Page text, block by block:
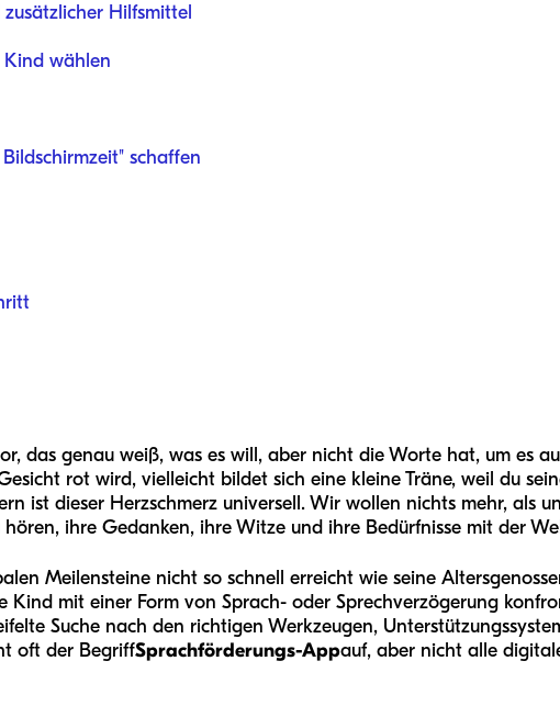
Hilfsmittel
Kind wählen
schaffen
das genau weiß, was es will, aber nicht die Worte hat, um es
rot wird, vielleicht bildet sich eine kleine Träne, weil du
ist dieser Herzschmerz universell. Wir wollen nichts mehr, als
ihre Gedanken, ihre Witze und ihre Bedürfnisse mit der
Meilensteine nicht so schnell erreicht wie seine
Kind mit einer Form von Sprach- oder Sprechverzögerung
Suche nach den richtigen Werkzeugen,
oft der BegriffSprachförderungs-Appauf, aber nicht alle